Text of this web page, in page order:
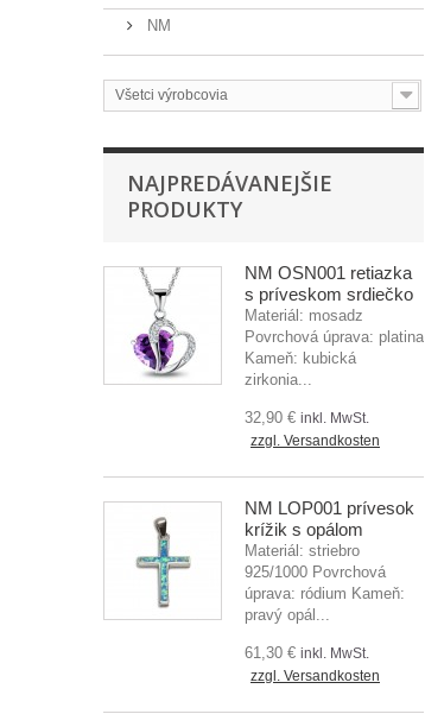
NM
Všetci výrobcovia
NAJPREDÁVANEJŠIE
PRODUKTY
NM OSN001 retiazka
s príveskom srdiečko
Materiál: mosadz
Povrchová úprava: platina
Kameň: kubická
zirkonia...
32,90 € inkl. MwSt.
zzgl. Versandkosten
NM LOP001 prívesok
krížik s opálom
Materiál: striebro
925/1000 Povrchová
úprava: ródium Kameň:
pravý opál...
61,30 € inkl. MwSt.
zzgl. Versandkosten